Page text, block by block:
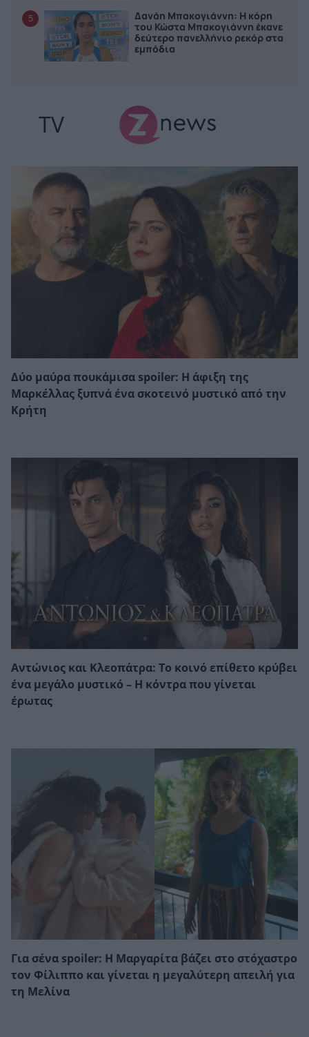
5
Δανάη Μπακογιάννη: Η κόρη
του Κώστα Μπακογιάννη έκανε
δεύτερο πανελλήνιο ρεκόρ στα
εμπόδια
TV
Δύο μαύρα πουκάμισα spoiler: Η άφιξη της
Μαρκέλλας ξυπνά ένα σκοτεινό μυστικό από την
Κρήτη
Αντώνιος και Κλεοπάτρα: Το κοινό επίθετο κρύβει
ένα μεγάλο μυστικό – Η κόντρα που γίνεται
έρωτας
Για σένα spoiler: Η Μαργαρίτα βάζει στο στόχαστρο
τον Φίλιππο και γίνεται η μεγαλύτερη απειλή για
τη Μελίνα